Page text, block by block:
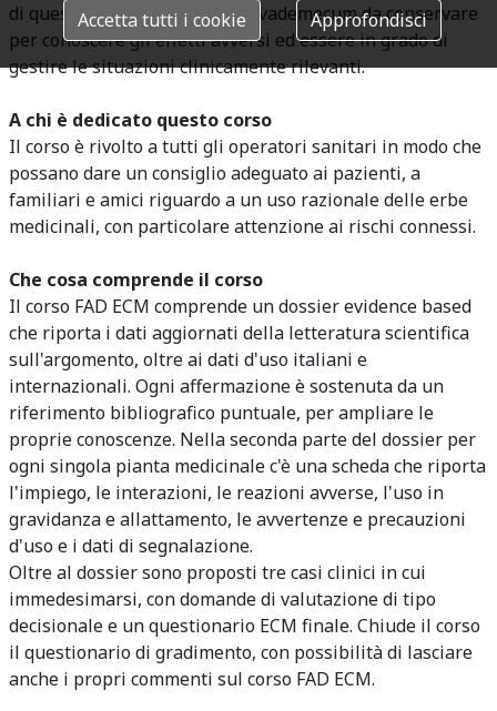
di questi prodotti e si avrà un vademecum da conservare
per conoscere gli effetti avversi ed essere in grado di
gestire le situazioni clinicamente rilevanti.
A chi è dedicato questo corso
Il corso è rivolto a tutti gli operatori sanitari in modo che
possano dare un consiglio adeguato ai pazienti, a
familiari e amici riguardo a un uso razionale delle erbe
medicinali, con particolare attenzione ai rischi connessi.
Che cosa comprende il corso
Il corso FAD ECM comprende un dossier evidence based
che riporta i dati aggiornati della letteratura scientifica
sull'argomento, oltre ai dati d'uso italiani e
internazionali. Ogni affermazione è sostenuta da un
riferimento bibliografico puntuale, per ampliare le
proprie conoscenze. Nella seconda parte del dossier per
ogni singola pianta medicinale c'è una scheda che riporta
l'impiego, le interazioni, le reazioni avverse, l'uso in
gravidanza e allattamento, le avvertenze e precauzioni
d'uso e i dati di segnalazione.
Oltre al dossier sono proposti tre casi clinici in cui
immedesimarsi, con domande di valutazione di tipo
decisionale e un questionario ECM finale. Chiude il corso
il questionario di gradimento, con possibilità di lasciare
anche i propri commenti sul corso FAD ECM.
Accetta tutti i cookie Approfondisci